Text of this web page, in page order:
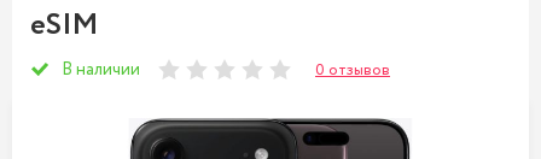
eSIM
В наличии 0 отзывов